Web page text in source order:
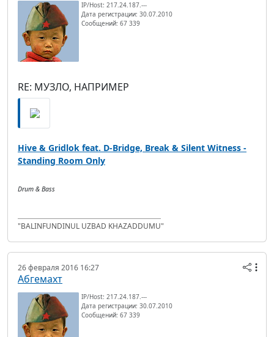
IP/Host: 217.24.187.---
Дата регистрации: 30.07.2010
Сообщений: 67 339
RE: МУЗЛО, НАПРИМЕР
Hive & Gridlok feat. D-Bridge, Break & Silent Witness -
Standing Room Only
Drum & Bass
"BALINFUNDINUL UZBAD KHAZADDUMU"
26 февраля 2016 16:27
Абгемахт
IP/Host: 217.24.187.---
Дата регистрации: 30.07.2010
Сообщений: 67 339